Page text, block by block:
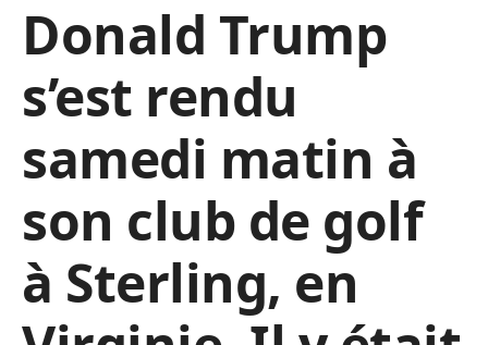
Donald Trump
s’est rendu
samedi matin à
son club de golf
à Sterling, en